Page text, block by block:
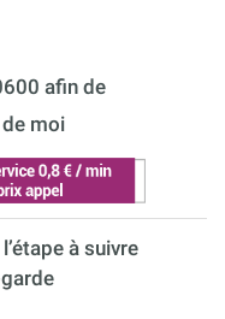
afin de
moi
à suivre